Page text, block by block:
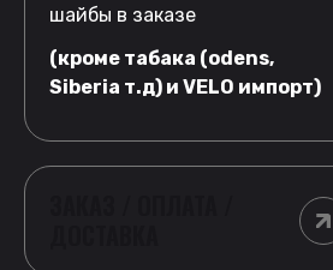
шайбы в заказе
(кроме табака (odens,
Siberia т.д) и VELO импорт)